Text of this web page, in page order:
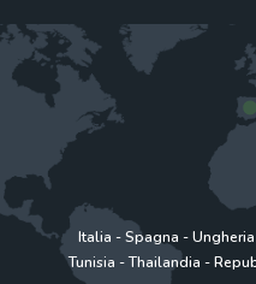
Italia -Spagna -Ungheria
Tunisia -Thailandia -